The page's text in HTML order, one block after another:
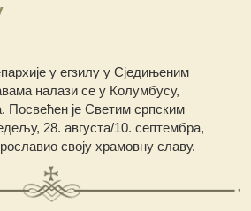
у егзилу у Сједињеним
налази се у Колумбусу,
Посвећен је Светим српским
28. августа/10. септембра,
своју храмовну славу.